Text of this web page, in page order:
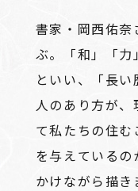
書家・岡西佑
ぶ。「和」「
といい、「長
人のあり方が
て私たちの住
を与えている
かけながら描